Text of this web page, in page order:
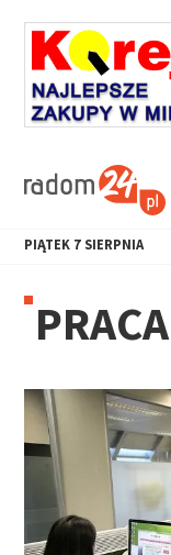
PIĄTEK 7 SIERPNIA
PRACA